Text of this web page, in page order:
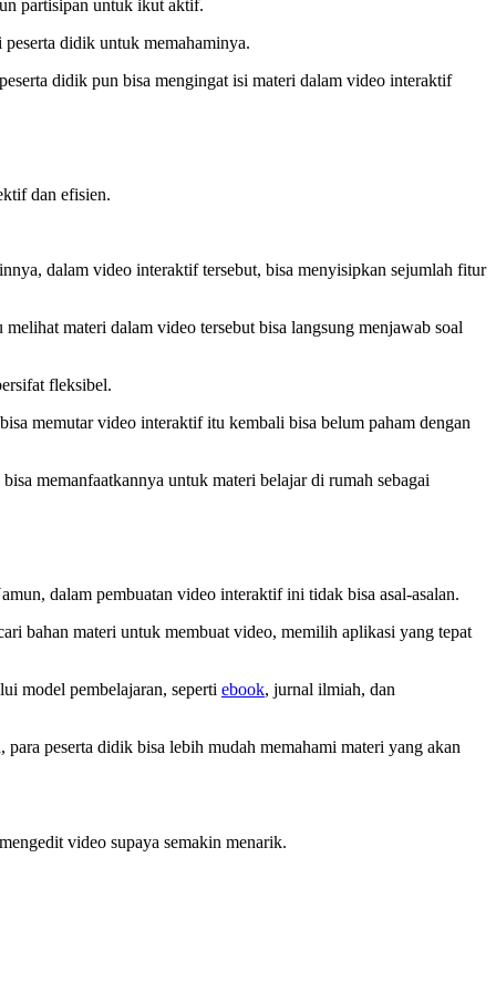
partisipan untuk ikut aktif.
didik untuk memahaminya.
didik pun bisa mengingat isi materi dalam video interaktif
dan efisien.
dalam video interaktif tersebut, bisa menyisipkan sejumlah fitur
materi dalam video tersebut bisa langsung menjawab soal
fleksibel.
memutar video interaktif itu kembali bisa belum paham dengan
memanfaatkannya untuk materi belajar di rumah sebagai
dalam pembuatan video interaktif ini tidak bisa asal-asalan.
bahan materi untuk membuat video, memilih aplikasi yang tepat
model pembelajaran, seperti ebook, jurnal ilmiah, dan
peserta didik bisa lebih mudah memahami materi yang akan
video supaya semakin menarik.